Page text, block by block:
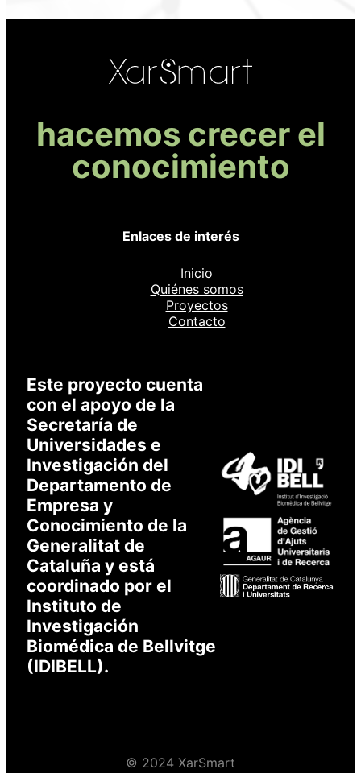
hacemos crecer el
conocimiento
Enlaces de interés
Inicio
Quiénes somos
Proyectos
Contacto
Este proyecto cuenta
con el apoyo de la
Secretaría de
Universidades e
Investigación del
Departamento de
Empresa y
Conocimiento de la
Generalitat de
Cataluña y está
coordinado por el
Instituto de
Investigación
Biomédica de Bellvitge
(IDIBELL).
© 2024 XarSmart